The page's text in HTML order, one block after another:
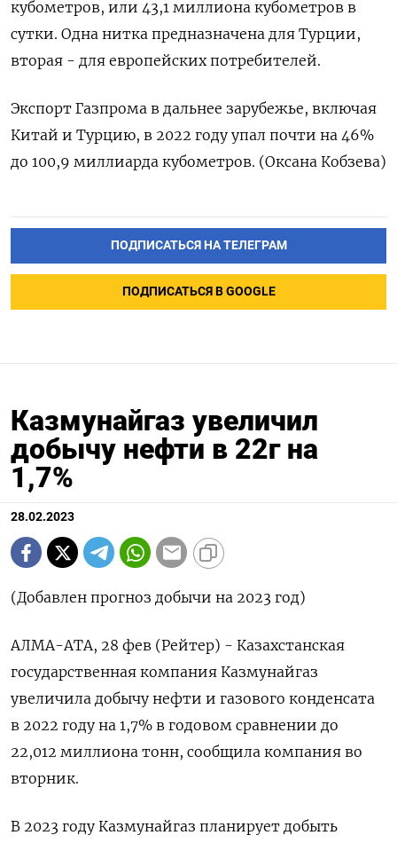
кубометров, или 43,1 миллиона кубометров в
сутки. Одна нитка предназначена для Турции,
вторая - для европейских потребителей.
Экспорт Газпрома в дальнее зарубежье, включая
Китай и Турцию, в 2022 году упал почти на 46%
до 100,9 миллиарда кубометров. (Оксана Кобзева)
ПОДПИСАТЬСЯ НА ТЕЛЕГРАМ
ПОДПИСАТЬСЯ В GOOGLE
Казмунайгаз увеличил
добычу нефти в 22г на
1,7%
28.02.2023
(Добавлен прогноз добычи на 2023 год)
АЛМА-АТА, 28 фев (Рейтер) - Казахстанская
государственная компания Казмунайгаз
увеличила добычу нефти и газового конденсата
в 2022 году на 1,7% в годовом сравнении до
22,012 миллиона тонн, сообщила компания во
вторник.
В 2023 году Казмунайгаз планирует добыть